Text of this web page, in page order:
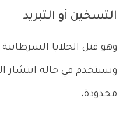
التسخين أو التبريد
وهو قتل الخلايا السرطانية
وتستخدم في حالة انتشار
محدودة.